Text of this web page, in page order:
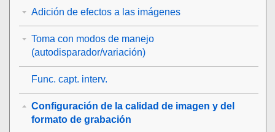
Adición de efectos a las imágenes
Toma con modos de manejo
(autodisparador/variación)
Func. capt. interv.
Configuración de la calidad de imagen y del
formato de grabación